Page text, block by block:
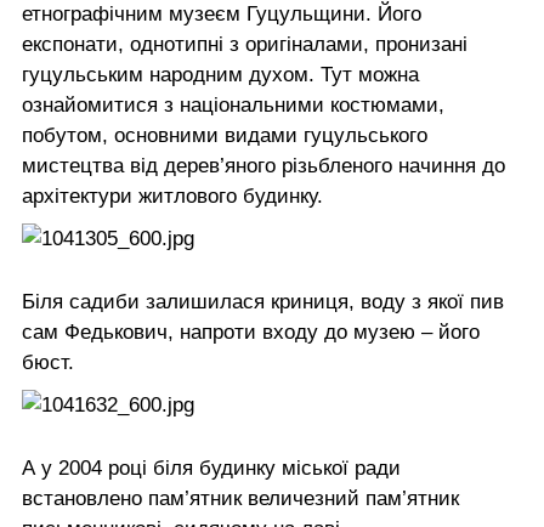
етнографічним музеєм Гуцульщини. Його
експонати, однотипні з оригіналами, пронизані
гуцульським народним духом. Тут можна
ознайомитися з національними костюмами,
побутом, основними видами гуцульського
мистецтва від дерев’яного різьбленого начиння до
архітектури житлового будинку.
Біля садиби залишилася криниця, воду з якої пив
сам Федькович, напроти входу до музею – його
бюст.
А у 2004 році біля будинку міської ради
встановлено пам’ятник величезний пам’ятник